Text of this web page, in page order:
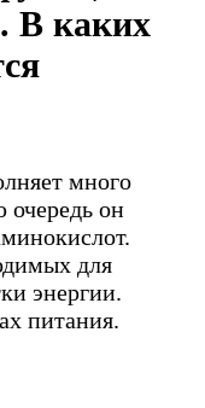
В каких
много
очередь он
для
энергии.
питания.